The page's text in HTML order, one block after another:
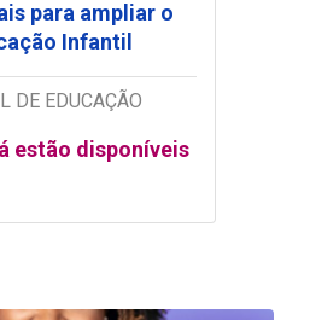
para ampliar o
Infantil
DE EDUCAÇÃO
estão disponíveis